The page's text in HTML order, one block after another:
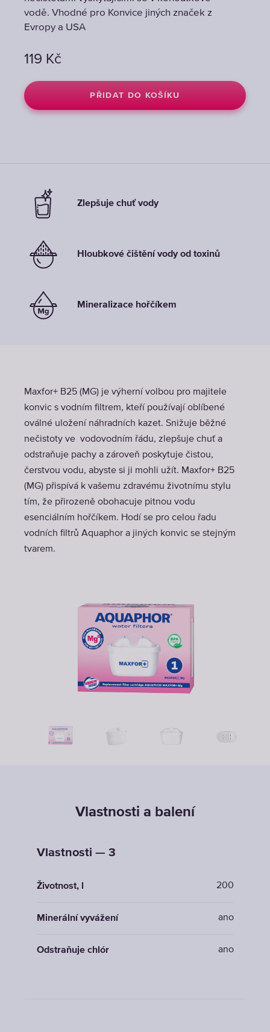
vodě. Vhodné pro Konvice jiných značek z
Evropy a USA
119 Kč
PŘIDAT DO KOŠÍKU
vodě. Vhodné pro Konvice jiných značek z
Evropy a USA
119 Kč
PŘIDAT DO KOŠÍKU
vodě. Vhodné pro Konvice jiných značek z
Evropy a USA
119 Kč
PŘIDAT DO KOŠÍKU
Zlepšuje chuť vody
Hloubkové čištění vody od toxinů
Mineralizace hořčíkem
Maxfor+ B25 (MG) je výherní volbou pro majitele
konvic s vodním filtrem, kteří používají oblíbené
oválné uložení náhradních kazet. Snižuje běžné
nečistoty ve vodovodním řádu, zlepšuje chuť a
odstraňuje pachy a zároveň poskytuje čistou,
čerstvou vodu, abyste si ji mohli užít. Maxfor+ B25
(MG) přispívá k vašemu zdravému životnímu stylu
tím, že přirozeně obohacuje pitnou vodu
esenciálním hořčíkem. Hodí se pro celou řadu
vodních filtrů Aquaphor a jiných konvic se stejným
tvarem.
Vlastnosti a balení
Vlastnosti — 3
Životnost, l 200
Minerální vyvážení ano
Odstraňuje chlór ano